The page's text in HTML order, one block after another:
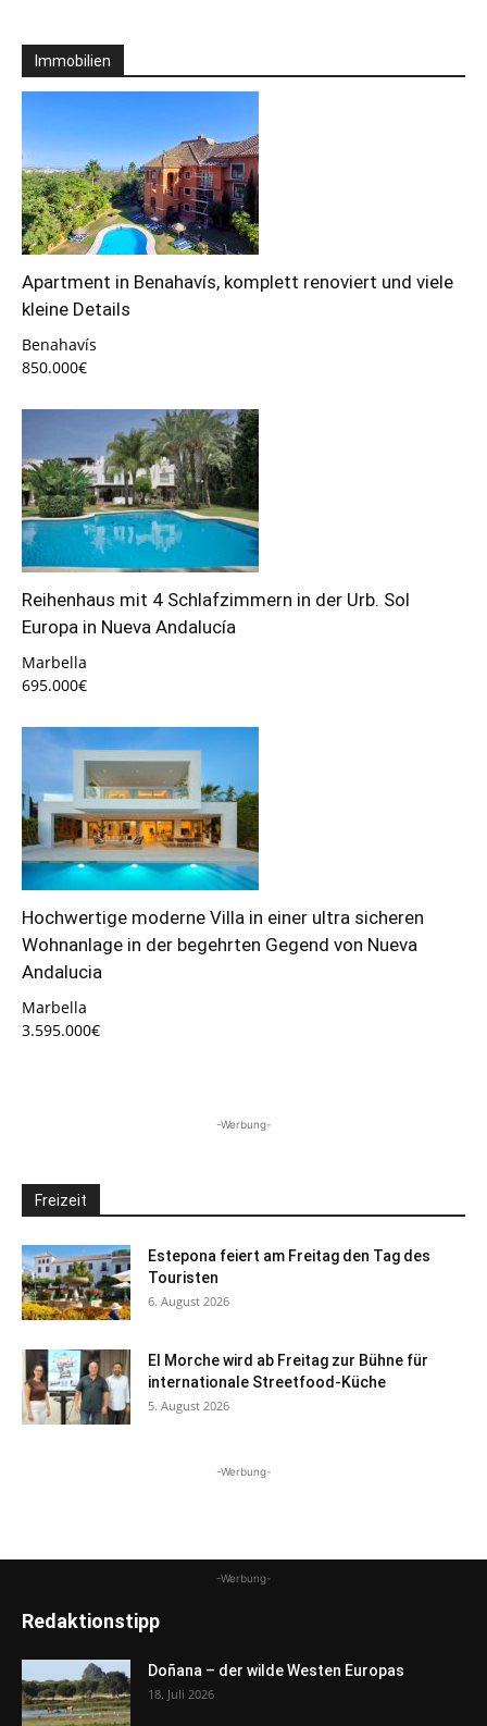
Immobilien
Apartment in Benahavís, komplett renoviert und viele
kleine Details
Benahavís
850.000€
Reihenhaus mit 4 Schlafzimmern in der Urb. Sol
Europa in Nueva Andalucía
Marbella
695.000€
Hochwertige moderne Villa in einer ultra sicheren
Wohnanlage in der begehrten Gegend von Nueva
Andalucia
Marbella
3.595.000€
-Werbung-
Freizeit
Estepona feiert am Freitag den Tag des
Touristen
6. August 2026
El Morche wird ab Freitag zur Bühne für
internationale Streetfood-Küche
5. August 2026
-Werbung-
-Werbung-
Redaktionstipp
Doñana – der wilde Westen Europas
18. Juli 2026